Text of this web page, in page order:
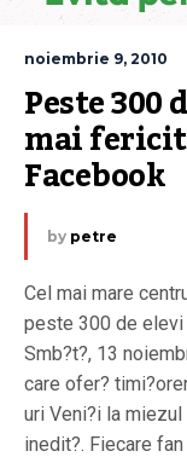
noiembrie 9, 2010
Peste
mai
Facebook
by petre
Cel mai mare
peste 300 de elevi
Smb?t?, 13
care ofer?
uri Veni?i la
inedit?. Fiecare